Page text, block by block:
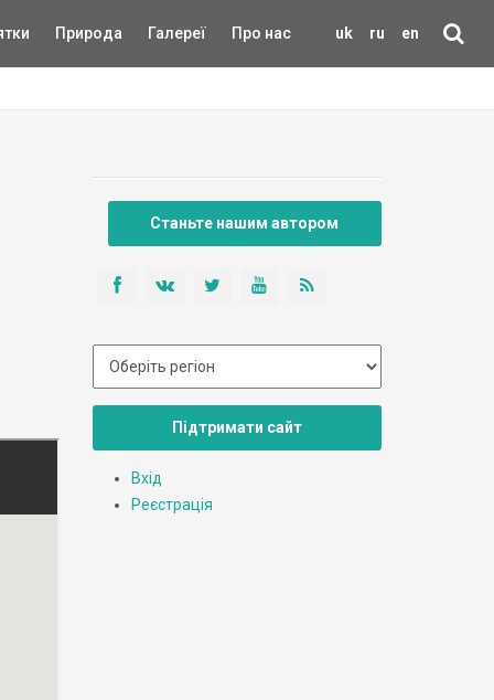
uk ru en
Природа Галереї Про нас
Станьте нашим автором
Підтримати сайт
Вхід
Реєстрація